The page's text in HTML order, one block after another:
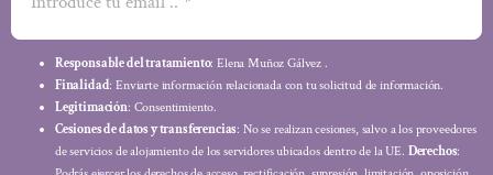
Responsable del tratamiento: Elena Muñoz Gálvez .
Finalidad: Enviarte información relacionada con tu solicitud de información.
Legitimación: Consentimiento.
Cesiones de datos y transferencias: No se realizan cesiones, salvo a los proveedores
de servicios de alojamiento de los servidores ubicados dentro de la UE. Derechos: